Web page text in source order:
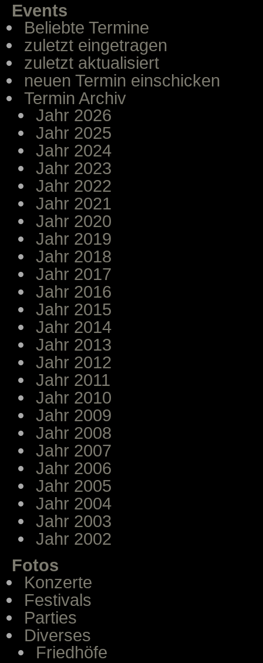
Events
Beliebte Termine
zuletzt eingetragen
zuletzt aktualisiert
neuen Termin einschicken
Termin Archiv
Jahr 2026
Jahr 2025
Jahr 2024
Jahr 2023
Jahr 2022
Jahr 2021
Jahr 2020
Jahr 2019
Jahr 2018
Jahr 2017
Jahr 2016
Jahr 2015
Jahr 2014
Jahr 2013
Jahr 2012
Jahr 2011
Jahr 2010
Jahr 2009
Jahr 2008
Jahr 2007
Jahr 2006
Jahr 2005
Jahr 2004
Jahr 2003
Jahr 2002
Fotos
Konzerte
Festivals
Parties
Diverses
Friedhöfe